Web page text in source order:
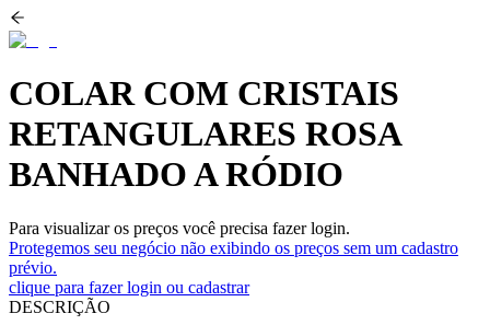
COLAR COM CRISTAIS
RETANGULARES ROSA
BANHADO A RÓDIO
Para visualizar os preços você precisa fazer login.
Protegemos seu negócio não exibindo os preços sem um cadastro
prévio.
clique para fazer login ou cadastrar
DESCRIÇÃO